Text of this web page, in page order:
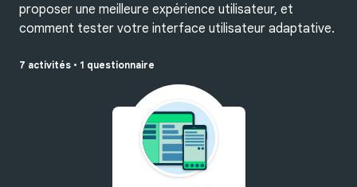
proposer une meilleure expérience utilisateur, et
comment tester votre interface utilisateur adaptative.
7 activités • 1 questionnaire